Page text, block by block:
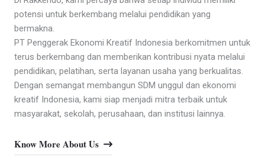
potensi untuk berkembang melalui pendidikan yang
bermakna.
PT Penggerak Ekonomi Kreatif Indonesia berkomitmen untuk
terus berkembang dan memberikan kontribusi nyata melalui
pendidikan, pelatihan, serta layanan usaha yang berkualitas.
Dengan semangat membangun SDM unggul dan ekonomi
kreatif Indonesia, kami siap menjadi mitra terbaik untuk
masyarakat, sekolah, perusahaan, dan institusi lainnya.
Know More About Us